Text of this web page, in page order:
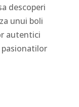
descoperi
unui boli
autentici
pasionatilor